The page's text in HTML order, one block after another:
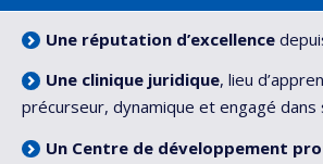
Une réputation d’excellence
Une clinique juridique, lieu
précurseur, dynamique et engagé dans
Un Centre de développement